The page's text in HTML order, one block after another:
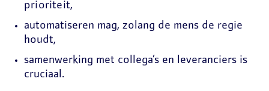
prioriteit,
automatiseren mag, zolang de mens de regie
houdt,
samenwerking met collega’s en leveranciers is
cruciaal.